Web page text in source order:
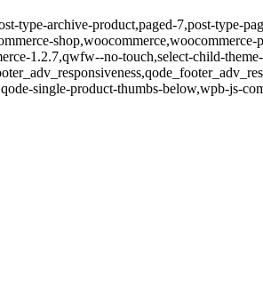
type-archive-product,paged-7,post-type-
1.2.7,qwfw--no-touch,select-child-
single-product-thumbs-below,wpb-js-